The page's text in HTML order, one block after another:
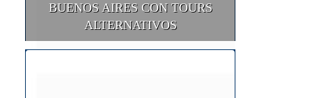
BUENOS AIRES CON TOURS
ALTERNATIVOS